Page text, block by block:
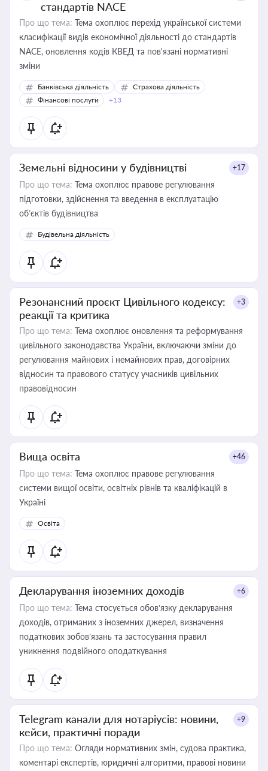
стандартів NACE
Про що тема: Тема охоплює перехід української системи
класифікації видів економічної діяльності до стандартів
NACE, оновлення кодів КВЕД та пов'язані нормативні
зміни
Банківська діяльність
Страхова діяльність
Фінансові послуги
+13
Земельні відносини у будівництві +17
Про що тема: Тема охоплює правове регулювання
підготовки, здійснення та введення в експлуатацію
об’єктів будівництва
Будівельна діяльність
Резонансний проєкт Цивільного кодексу:
реакції та критика
+3
Про що тема: Тема охоплює оновлення та реформування
цивільного законодавства України, включаючи зміни до
регулювання майнових і немайнових прав, договірних
відносин та правового статусу учасників цивільних
правовідносин
Вища освіта +46
Про що тема: Тема охоплює правове регулювання
системи вищої освіти, освітніх рівнів та кваліфікацій в
Україні
Освіта
Декларування іноземних доходів +6
Про що тема: Тема стосується обов’язку декларування
доходів, отриманих з іноземних джерел, визначення
податкових зобов’язань та застосування правил
уникнення подвійного оподаткування
Telegram канали для нотаріусів: новини,
кейси, практичні поради
+9
Про що тема: Огляди нормативних змін, судова практика,
коментарі експертів, юридичні алгоритми, правові новини